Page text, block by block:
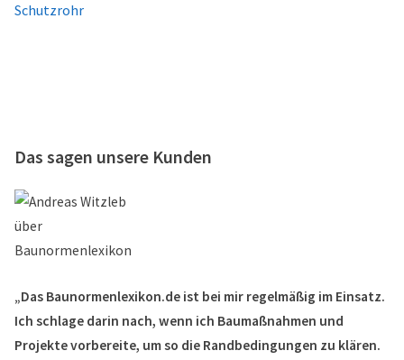
Schutzrohr
Das sagen unsere Kunden
„Das Baunormenlexikon.de ist bei mir regelmäßig im Einsatz.
Ich schlage darin nach, wenn ich Baumaßnahmen und
Projekte vorbereite, um so die Randbedingungen zu klären.